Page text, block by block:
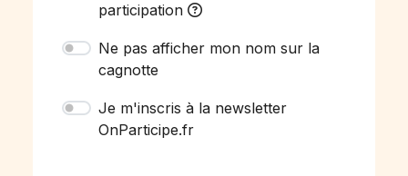
participation
Ne pas afficher mon nom sur la
cagnotte
Je m'inscris à la newsletter
OnParticipe.fr